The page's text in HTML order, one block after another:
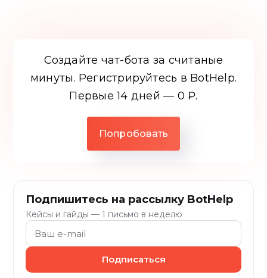
Создайте чат-бота за считаные
минуты. Регистрируйтесь в BotHelp.
Первые 14 дней — 0 ₽.
Попробовать
Подпишитесь на рассылку BotHelp
Кейсы и гайды — 1 письмо в неделю
Подписаться